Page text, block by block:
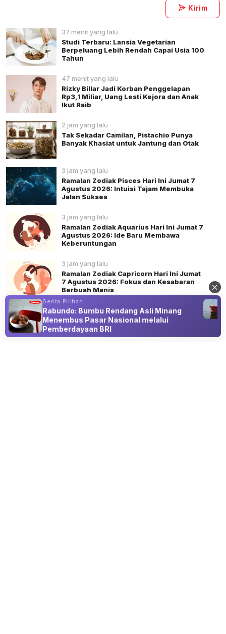
Kirim
37 menit yang lalu
Studi Terbaru: Lansia Vegetarian
Berpeluang Lebih Rendah Capai Usia 100
Tahun
47 menit yang lalu
Rizky Billar Jadi Korban Penggelapan
Rp3,1 Miliar, Uang Lesti Kejora dan Anak
Ikut Raib
2 jam yang lalu
Tak Sekadar Camilan, Pistachio Punya
Banyak Khasiat untuk Jantung dan Otak
3 jam yang lalu
Ramalan Zodiak Pisces Hari Ini Jumat 7
Agustus 2026: Intuisi Tajam Membuka
Jalan Sukses
3 jam yang lalu
Ramalan Zodiak Aquarius Hari Ini Jumat 7
Agustus 2026: Ide Baru Membawa
Keberuntungan
3 jam yang lalu
Ramalan Zodiak Capricorn Hari Ini Jumat
7 Agustus 2026: Fokus dan Kesabaran
Berbuah Manis
Berita Pilihan
Rabundo: Bumbu Rendang Asli Minang
Menembus Pasar Nasional melalui
Pemberdayaan BRI